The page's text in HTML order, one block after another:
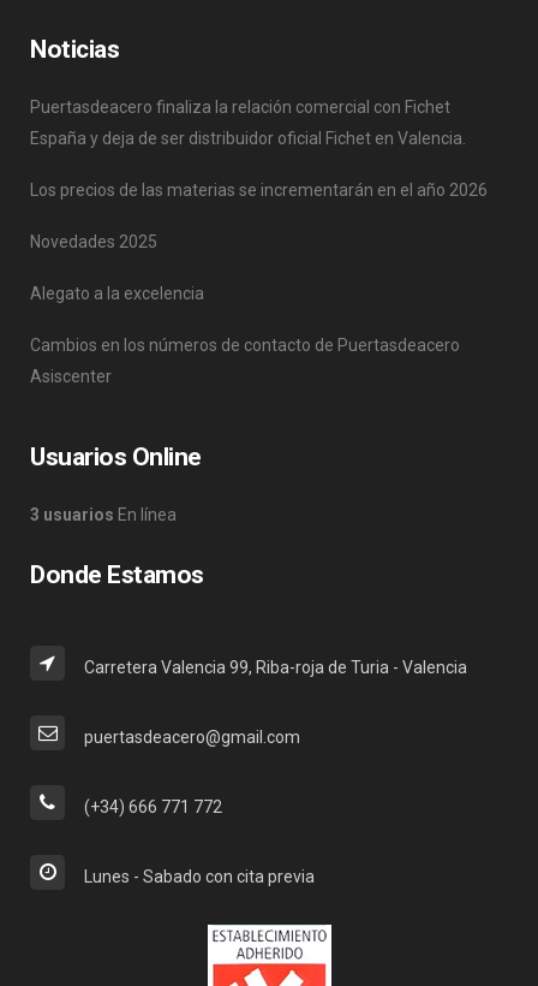
Noticias
Puertasdeacero finaliza la relación comercial con Fichet
España y deja de ser distribuidor oficial Fichet en Valencia.
Los precios de las materias se incrementarán en el año 2026
Novedades 2025
Alegato a la excelencia
Cambios en los números de contacto de Puertasdeacero
Asiscenter
Usuarios Online
3 usuarios En línea
Donde Estamos
Carretera Valencia 99, Riba-roja de Turia - Valencia
puertasdeacero@gmail.com
(+34) 666 771 772
Lunes - Sabado con cita previa